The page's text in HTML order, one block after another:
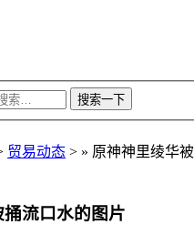
贸易动态 > » 原神神里绫华
流口水的图片